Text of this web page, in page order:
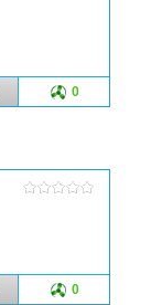
0
0